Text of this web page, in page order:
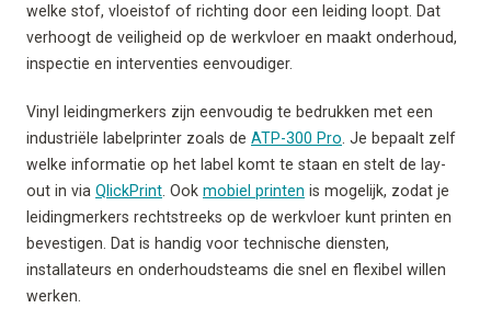
welke stof, vloeistof of richting door een leiding loopt. Dat
verhoogt de veiligheid op de werkvloer en maakt onderhoud,
inspectie en interventies eenvoudiger.
Vinyl leidingmerkers zijn eenvoudig te bedrukken met een
industriële labelprinter zoals de ATP-300 Pro . Je bepaalt zelf
welke informatie op het label komt te staan en stelt de lay-
out in via QlickPrint . Ook mobiel printen is mogelijk, zodat je
leidingmerkers rechtstreeks op de werkvloer kunt printen en
bevestigen. Dat is handig voor technische diensten,
installateurs en onderhoudsteams die snel en flexibel willen
werken.